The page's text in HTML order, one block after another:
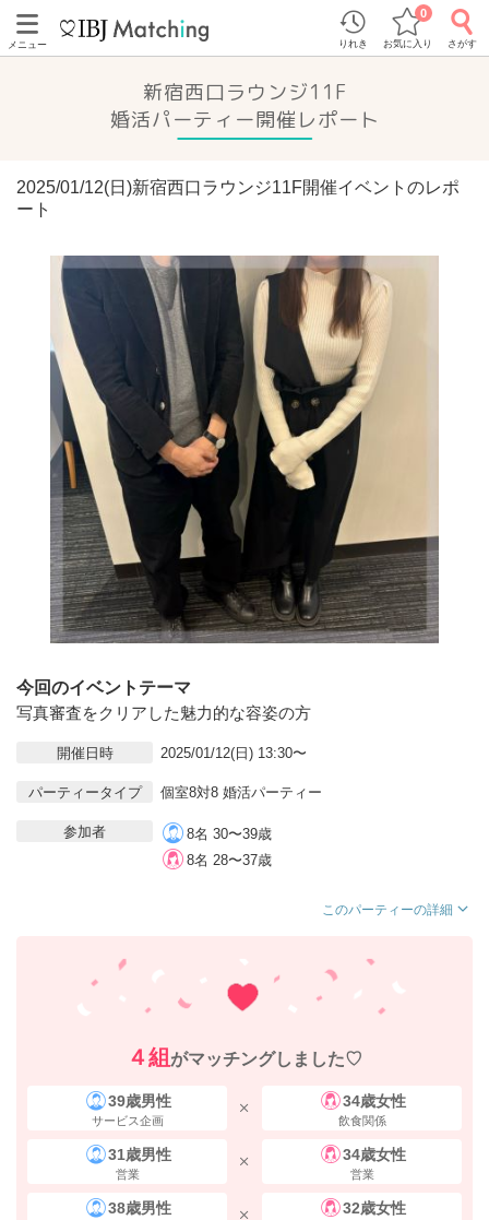
メニュー りれき お気に入り
0
さがす
新宿西口ラウンジ11F
婚活パーティー開催レポート
2025/01/12(日)新宿西口ラウンジ11F開催イベントのレポ
ート
今回のイベントテーマ
写真審査をクリアした魅力的な容姿の方
開催日時 2025/01/12(日) 13:30〜
パーティータイプ 個室8対8 婚活パーティー
参加者
8名 30〜39歳
8名 28〜37歳
このパーティーの詳細
４組 がマッチングしました♡
39歳男性
サービス企画
34歳女性
飲食関係
31歳男性
営業
34歳女性
営業
38歳男性 32歳女性